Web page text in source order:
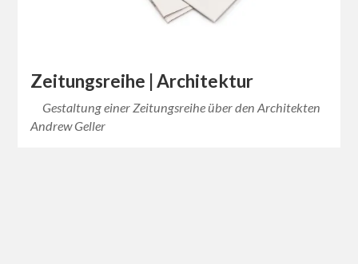
Zeitungsreihe | Architektur
Gestaltung einer Zeitungsreihe über den Architekten
Andrew Geller